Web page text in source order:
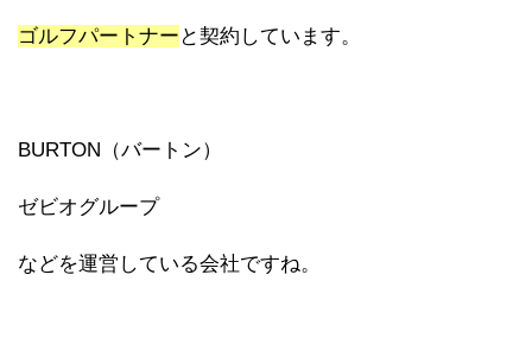
ゴルフパートナー と契約しています。
BURTON（バートン）
ゼビオグループ
などを運営している会社ですね。